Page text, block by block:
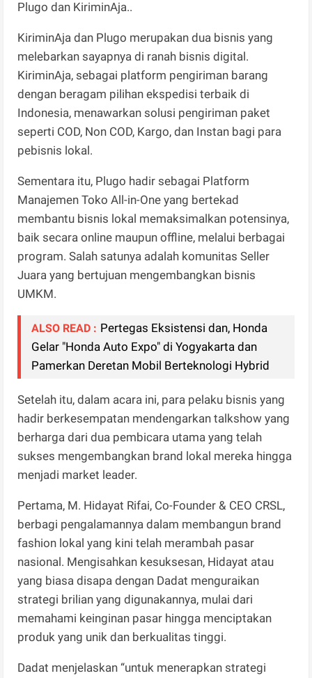
Plugo dan KiriminAja..
KiriminAja dan Plugo merupakan dua bisnis yang
melebarkan sayapnya di ranah bisnis digital.
KiriminAja, sebagai platform pengiriman barang
dengan beragam pilihan ekspedisi terbaik di
Indonesia, menawarkan solusi pengiriman paket
seperti COD, Non COD, Kargo, dan Instan bagi para
pebisnis lokal.
Sementara itu, Plugo hadir sebagai Platform
Manajemen Toko All-in-One yang bertekad
membantu bisnis lokal memaksimalkan potensinya,
baik secara online maupun offline, melalui berbagai
program. Salah satunya adalah komunitas Seller
Juara yang bertujuan mengembangkan bisnis
UMKM.
ALSO READ : Pertegas Eksistensi dan, Honda
Gelar "Honda Auto Expo" di Yogyakarta dan
Pamerkan Deretan Mobil Berteknologi Hybrid
Setelah itu, dalam acara ini, para pelaku bisnis yang
hadir berkesempatan mendengarkan talkshow yang
berharga dari dua pembicara utama yang telah
sukses mengembangkan brand lokal mereka hingga
menjadi market leader.
Pertama, M. Hidayat Rifai, Co-Founder & CEO CRSL,
berbagi pengalamannya dalam membangun brand
fashion lokal yang kini telah merambah pasar
nasional. Mengisahkan kesuksesan, Hidayat atau
yang biasa disapa dengan Dadat menguraikan
strategi brilian yang digunakannya, mulai dari
memahami keinginan pasar hingga menciptakan
produk yang unik dan berkualitas tinggi.
Dadat menjelaskan “untuk menerapkan strategi